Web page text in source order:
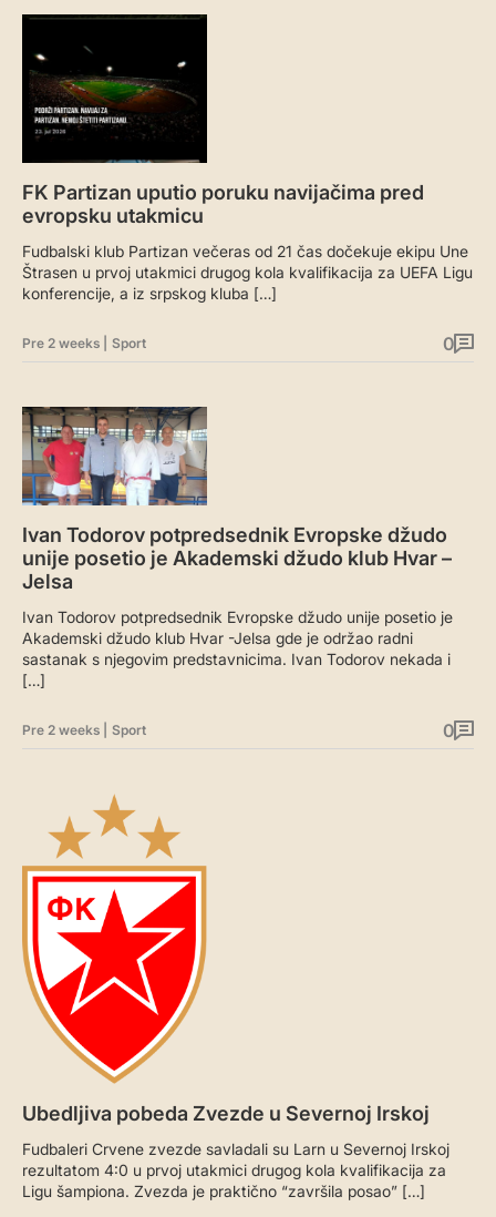
FK Partizan uputio poruku navijačima pred
evropsku utakmicu
Fudbalski klub Partizan večeras od 21 čas dočekuje ekipu Une
Štrasen u prvoj utakmici drugog kola kvalifikacija za UEFA Ligu
konferencije, a iz srpskog kluba […]
Pre 2 weeks Sport 0
Ivan Todorov potpredsednik Evropske džudo
unije posetio je Akademski džudo klub Hvar –
Jelsa
Ivan Todorov potpredsednik Evropske džudo unije posetio je
Akademski džudo klub Hvar -Jelsa gde je održao radni
sastanak s njegovim predstavnicima. Ivan Todorov nekada i
[…]
Pre 2 weeks Sport 0
Ubedljiva pobeda Zvezde u Severnoj Irskoj
Fudbaleri Crvene zvezde savladali su Larn u Severnoj Irskoj
rezultatom 4:0 u prvoj utakmici drugog kola kvalifikacija za
Ligu šampiona. Zvezda je praktično “završila posao” […]